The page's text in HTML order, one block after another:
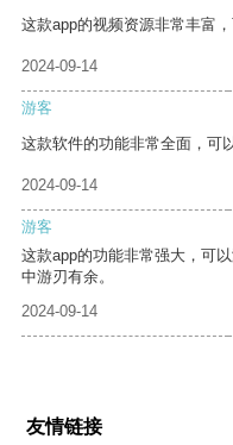
这款app的视频资源非常丰富
2024-09-14
游客
这款软件的功能非常全面，可
2024-09-14
游客
这款app的功能非常强大，可
中游刃有余。
2024-09-14
友情链接